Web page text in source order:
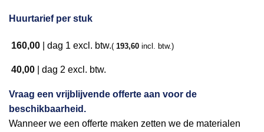
Huurtarief per stuk
160,00 dag 1 excl. btw.( 193,60 incl. btw.)
40,00 dag 2 excl. btw.
Vraag een vrijblijvende offerte aan voor de
beschikbaarheid.
Wanneer we een offerte maken zetten we de materialen